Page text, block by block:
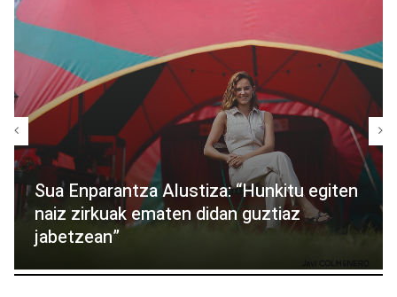
Sua Enparantza Alustiza: “Hunkitu egiten
naiz zirkuak ematen didan guztiaz
jabetzean”